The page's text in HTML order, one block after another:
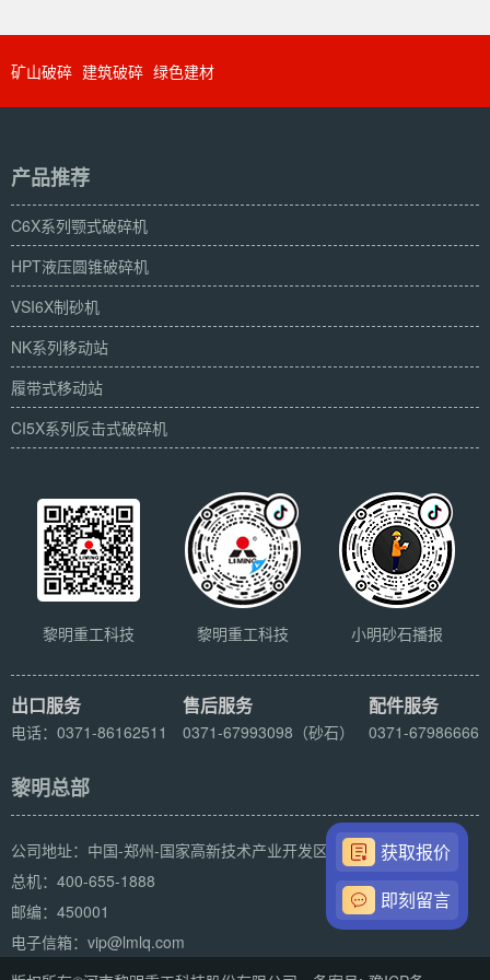
矿山破碎 建筑破碎 绿色建材
产品推荐
C6X系列颚式破碎机
HPT液压圆锥破碎机
VSI6X制砂机
NK系列移动站
履带式移动站
CI5X系列反击式破碎机
黎明重工科技 黎明重工科技 小明砂石播报
出口服务
电话：0371-86162511
售后服务
0371-67993098（砂石）
配件服务
0371-67986666
黎明总部
公司地址：中国-郑州-国家高新技术产业开发区科学大道169号
总机：400-655-1888
邮编：450001
电子信箱：vip@lmlq.com
获取报价
即刻留言